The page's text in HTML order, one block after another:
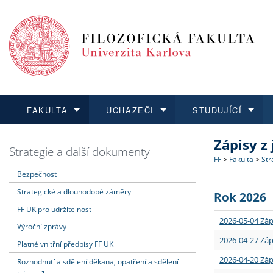
FAKULTA
Dozvědět se více
Struktura
Strategie
Podpora
UCHAZEČI
Podat přihlášku
Co
Učitelské
STUDUJÍCÍ
Dozvědět se více
Rigorózní
Dozvědět se více
O vědě a
Granty a
Dozvědět se více
Aktuální
Strategie a další dokumenty
Bezpečnost
Strategické a dlouhodobé záměry
FF UK pro udržitelnost
Výroční zprávy
Platné vnitřní předpisy FF UK
Rozhodnutí a sdělení děkana, opatření a sdělení
Zápisy
FF > Fakulta >
Rok 2026
2026-05-04
2026-04-27
2026-04-20